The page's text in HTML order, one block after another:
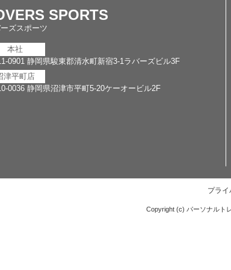
SPORTS
ズスポーツ
本社
0901 静岡県駿東郡清水町新宿3-1ラバーズビル3F
津平町店
0036 静岡県沼津市平町5-20ケーオービル2F
プラ
Copyright (c) パーソナルト